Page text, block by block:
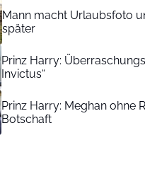
Mann macht Urlaubsfoto
später
Prinz Harry:
Invictus“
Prinz Harry: Meghan ohne
Botschaft